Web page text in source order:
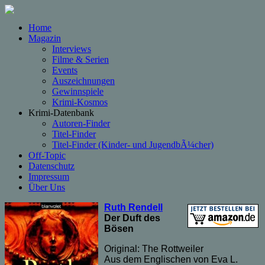
Home
Magazin
Interviews
Filme & Serien
Events
Auszeichnungen
Gewinnspiele
Krimi-Kosmos
Krimi-Datenbank
Autoren-Finder
Titel-Finder
Titel-Finder (Kinder- und JugendbÃ¼cher)
Off-Topic
Datenschutz
Impressum
Über Uns
Ruth Rendell
Der Duft des
Bösen
Original: The Rottweiler
Aus dem Englischen von Eva L.